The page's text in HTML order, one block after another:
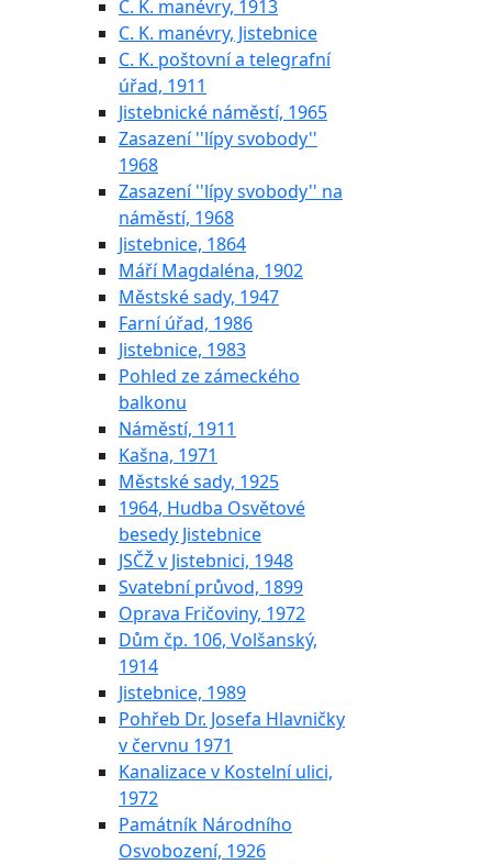
C. K. manévry, 1913
C. K. manévry, Jistebnice
C. K. poštovní a telegrafní
úřad, 1911
Jistebnické náměstí, 1965
Zasazení ''lípy svobody''
1968
Zasazení ''lípy svobody'' na
náměstí, 1968
Jistebnice, 1864
Máří Magdaléna, 1902
Městské sady, 1947
Farní úřad, 1986
Jistebnice, 1983
Pohled ze zámeckého
balkonu
Náměstí, 1911
Kašna, 1971
Městské sady, 1925
1964, Hudba Osvětové
besedy Jistebnice
JSČŽ v Jistebnici, 1948
Svatební průvod, 1899
Oprava Fričoviny, 1972
Dům čp. 106, Volšanský,
1914
Jistebnice, 1989
Pohřeb Dr. Josefa Hlavničky
v červnu 1971
Kanalizace v Kostelní ulici,
1972
Památník Národního
Osvobození, 1926